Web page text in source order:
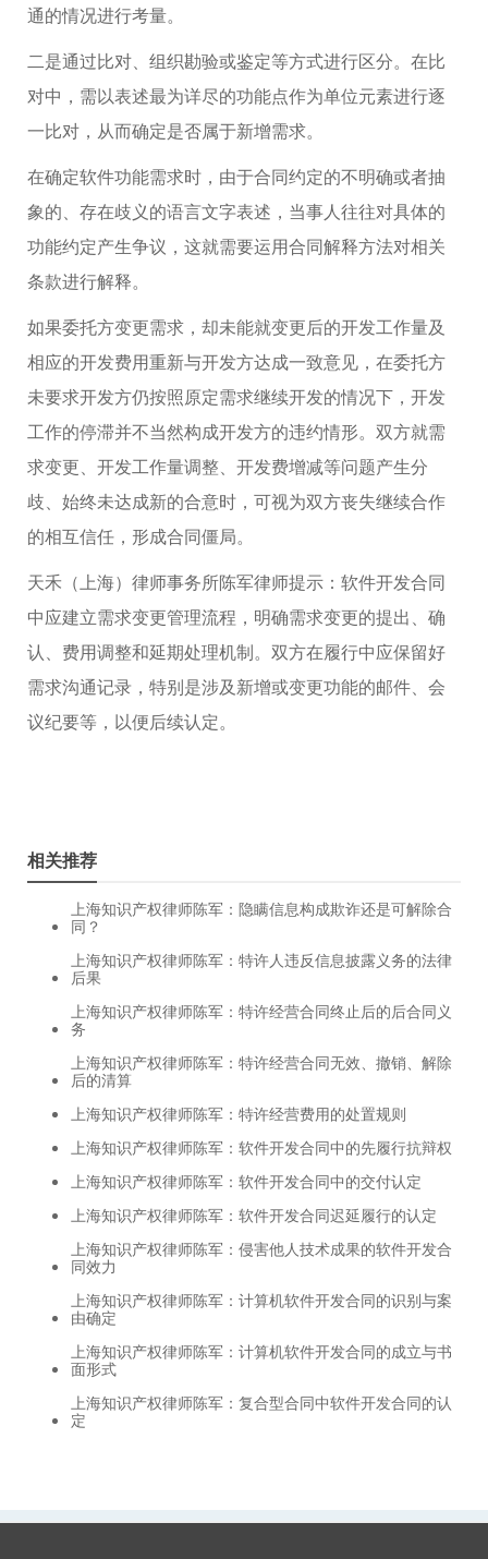
通的情况进行考量。
二是通过比对、组织勘验或鉴定等方式进行区分。在比
对中，需以表述最为详尽的功能点作为单位元素进行逐
一比对，从而确定是否属于新增需求。
在确定软件功能需求时，由于合同约定的不明确或者抽
象的、存在歧义的语言文字表述，当事人往往对具体的
功能约定产生争议，这就需要运用合同解释方法对相关
条款进行解释。
如果委托方变更需求，却未能就变更后的开发工作量及
相应的开发费用重新与开发方达成一致意见，在委托方
未要求开发方仍按照原定需求继续开发的情况下，开发
工作的停滞并不当然构成开发方的违约情形。双方就需
求变更、开发工作量调整、开发费增减等问题产生分
歧、始终未达成新的合意时，可视为双方丧失继续合作
的相互信任，形成合同僵局。
天禾（上海）律师事务所陈军律师提示：软件开发合同
中应建立需求变更管理流程，明确需求变更的提出、确
认、费用调整和延期处理机制。双方在履行中应保留好
需求沟通记录，特别是涉及新增或变更功能的邮件、会
议纪要等，以便后续认定。
相关推荐
上海知识产权律师陈军：隐瞒信息构成欺诈还是可解除合
同？
上海知识产权律师陈军：特许人违反信息披露义务的法律
后果
上海知识产权律师陈军：特许经营合同终止后的后合同义
务
上海知识产权律师陈军：特许经营合同无效、撤销、解除
后的清算
上海知识产权律师陈军：特许经营费用的处置规则
上海知识产权律师陈军：软件开发合同中的先履行抗辩权
上海知识产权律师陈军：软件开发合同中的交付认定
上海知识产权律师陈军：软件开发合同迟延履行的认定
上海知识产权律师陈军：侵害他人技术成果的软件开发合
同效力
上海知识产权律师陈军：计算机软件开发合同的识别与案
由确定
上海知识产权律师陈军：计算机软件开发合同的成立与书
面形式
上海知识产权律师陈军：复合型合同中软件开发合同的认
定